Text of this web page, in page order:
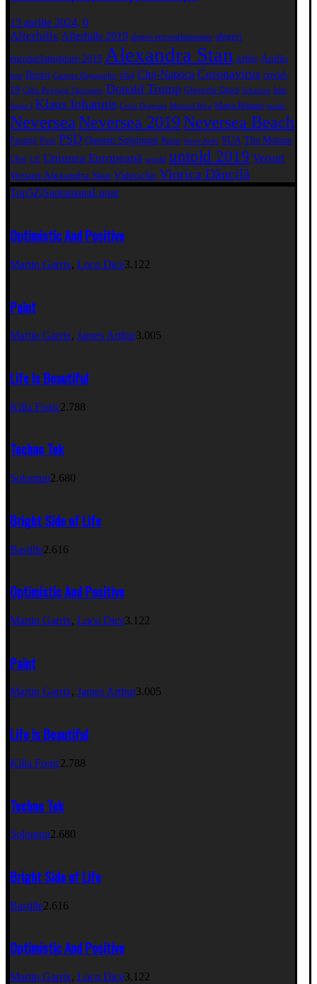
13 aprilie 2024, 0
Afterhills Afterhills 2019 alegeri europarlamentare alegeri
europarlamentare 2019 Alexandra Stan artist Audio
best Brexit Camera Deputaţilor cluj Cluj-Napoca Coronavirus covid-
19 Călin Popescu Tăriceanu Donald Trump Gheorghe Dincă Iohannis Iran
Jessie J Klaus Iohannis Liviu Dragnea Manuel Riva Marea Britanie music
NeverseaNeversea 2019Neversea Beach
Paraziții Poze PSD Qassem Soleimani Rusia Steve Aoki SUA The Motans
Uber UE Uniunea Europeană untold untold 2019 Versuri
Versuri Alexandra Stan Videoclip Viorica Dăncilă
Top5ZiSaptamanaLunar
Optimistic And Positive
Martin Garrix, Loco Dice3.122
Paint
Martin Garrix, James Arthur3.005
Life Is Beautiful
Killa Fonic2.788
Techno Tek
Solomun2.680
Bright Side of Life
Bastille2.616
Optimistic And Positive
Martin Garrix, Loco Dice3.122
Paint
Martin Garrix, James Arthur3.005
Life Is Beautiful
Killa Fonic2.788
Techno Tek
Solomun2.680
Bright Side of Life
Bastille2.616
Optimistic And Positive
Martin Garrix, Loco Dice3.122